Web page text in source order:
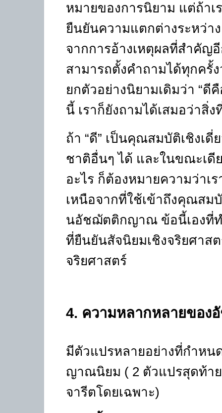
หมายของการนิยาม แต่ถ้า
ยืนยันความแตกต่างระหว่า
จากการอ้างเหตุผลที่สำคัญ
สามารถตั้งคำถามได้ทุกครั้
ยกตัวอย่างนิยามเดิมว่า “ดีคื
นี้ เราก็ยังถามได้เสมอว่าสิ่
ถ้า “ดี” เป็นคุณสมบัติเชิงเดี่
ชาติอื่นๆ ได้ และในขณะเดี
อะไร ก็ต้องหมายความว่า
เหนือจากที่ใช้เข้าถึงคุณสม
นอัชฌัตติกญาณ ข้อนี้เองที่
ที่ยืนยันสัจนิยมเชิงจริยศาส
จริยศาสตร์
4. ความหลากหลายขอ
มีตัวแปรหลายอย่างที่กำห
ญาณนิยม ( 2 ตัวแปรสุดท้า
จารีตโดยเฉพาะ)